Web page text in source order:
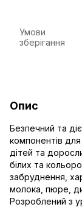
Умови
зберігання
Опис
Безпечний та
компонентів
дітей та
білих та
забруднення,
молока, пюре,
Розроблений з